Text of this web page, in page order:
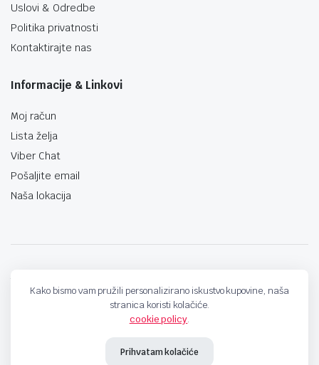
Uslovi & Odredbe
Politika privatnosti
Kontaktirajte nas
Informacije & Linkovi
Moj račun
Lista želja
Viber Chat
Pošaljite email
Naša lokacija
Kako bismo vam pružili personalizirano iskustvo kupovine, naša
stranica koristi kolačiće.
cookie policy.
Prihvatam kolačiće